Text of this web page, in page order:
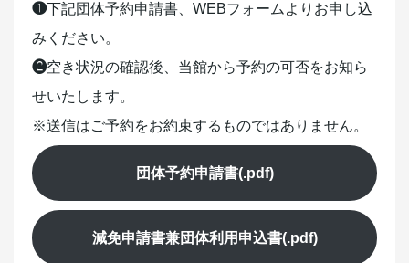
❶下記団体予約申請書、WEBフォームよりお申し込
みください。
❷空き状況の確認後、当館から予約の可否をお知ら
せいたします。
※送信はご予約をお約束するものではありません。
団体予約申請書(.pdf)
減免申請書兼団体利用申込書(.pdf)